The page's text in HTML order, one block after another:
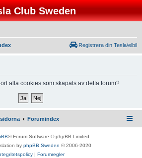
Club Sweden
Registrera din Tesla/elbil
alla cookies som skapats av detta forum?
Forumindex
® Forum Software © phpBB Limited
by phpBB Sweden © 2006-2020
| Forumregler